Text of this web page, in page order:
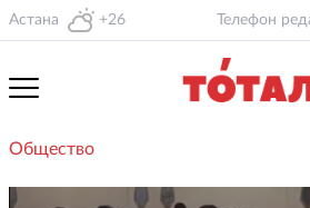
Астана +26 Телефон
Общество